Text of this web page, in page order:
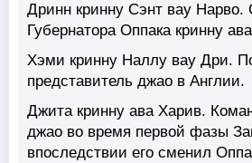
Дринн кринну Сэнт вау Нарво.
Губернатора Оппака кринну
Хэми кринну Наллу вау Дри.
представитель джао в Англии.
Джита кринну ава Харив.
джао во время первой фазы
впоследствии его сменил